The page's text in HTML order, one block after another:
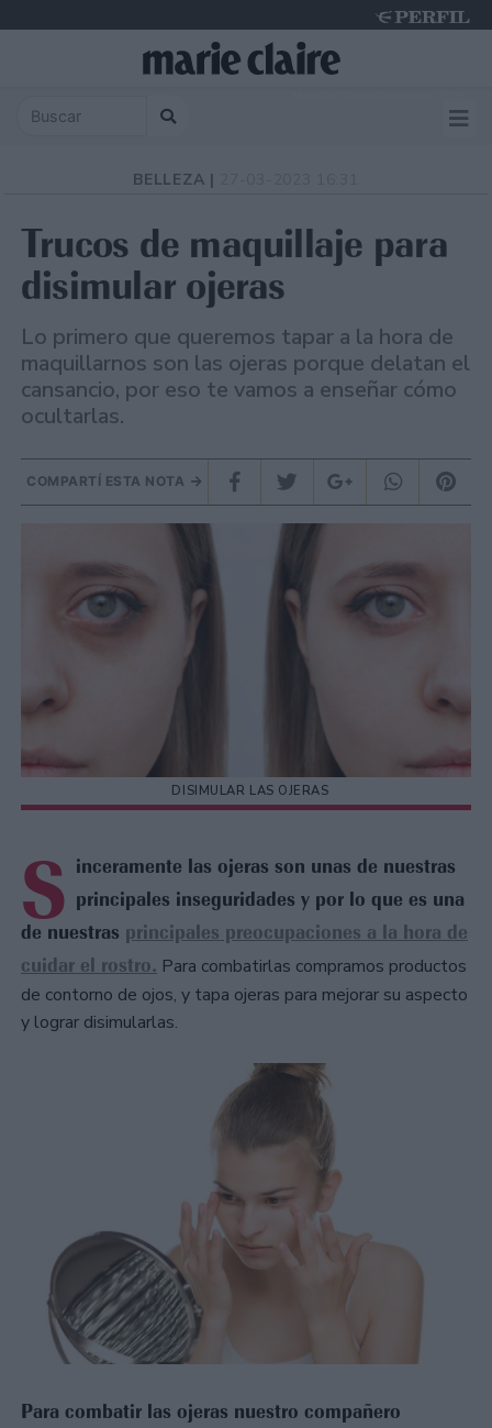
BELLEZA |
Trucos de maquillaje para
disimular ojeras
Lo primero que queremos tapar a la hora de
maquillarnos son las ojeras porque delatan el
cansancio, por eso te vamos a enseñar cómo
ocultarlas.
COMPARTÍ ESTA NOTA
DISIMULAR LAS OJERAS
S inceramente las ojeras son unas de nuestras
principales inseguridades y por lo que es una
de nuestras principales preocupaciones a la hora de
cuidar el rostro. Para combatirlas compramos productos
de contorno de ojos, y tapa ojeras para mejorar su aspecto
y lograr disimularlas.
Para combatir las ojeras nuestro compañero